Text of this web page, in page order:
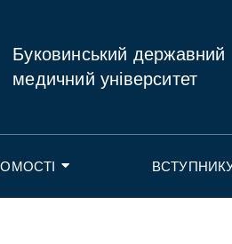
Буковинський державний
медичний університет